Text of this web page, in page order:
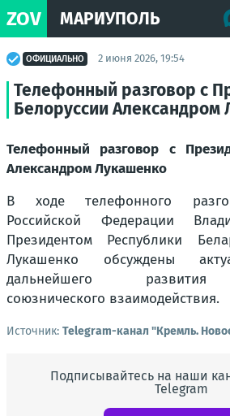
ZOV МАРИУПОЛЬ
ОФИЦИАЛЬНО 2 июня 2026, 19:54
Телефонный разговор с
Белоруссии Александром
Телефонный разговор с
Александром Лукашенко
В ходе телефонного
Российской Федерации
Президентом Республики
Лукашенко обсуждены
дальнейшего развития
союзнического взаимодействия.
Источник: Telegram-канал "Кремль.
Подписывайтесь на наши
Telegram